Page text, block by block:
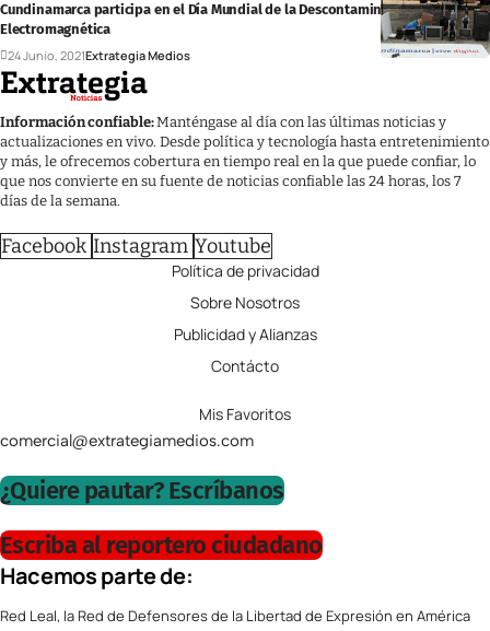
Cundinamarca participa en el Día Mundial de la Descontaminación
Electromagnética
24 Junio, 2021Extrategia Medios
Información confiable:Manténgase al día con las últimas noticias y
actualizaciones en vivo. Desde política y tecnología hasta entretenimiento
y más, le ofrecemos cobertura en tiempo real en la que puede confiar, lo
que nos convierte en su fuente de noticias confiable las 24 horas, los 7
días de la semana.
Facebook Instagram Youtube
Política de privacidad
Sobre Nosotros
Publicidad y Alianzas
Contácto
Mis Favoritos
comercial@extrategiamedios.com
¿Quiere pautar? Escríbanos
Escriba al reportero ciudadano
Hacemos parte de:
Red Leal, la Red de Defensores de la Libertad de Expresión en América